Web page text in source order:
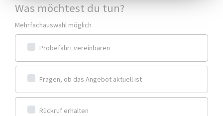
Was möchtest du tun?
Mehrfachauswahl möglich
Probefahrt vereinbaren
Fragen, ob das Angebot aktuell ist
Rückruf erhalten